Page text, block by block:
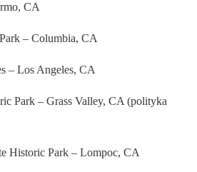
CA
– Columbia, CA
– Los Angeles, CA
Park – Grass Valley, CA (polityka
Historic Park – Lompoc, CA